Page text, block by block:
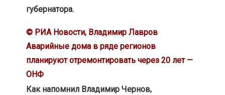
губернатора.
© РИА Новости, Владимир Лавров
Аварийные дома в ряде регионов
планируют отремонтировать через 20 лет —
ОНФ
Как напомнил Владимир Чернов,